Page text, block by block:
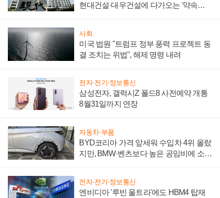
현대건설·대우건설에 다가오는 '약속의
사회
미국 법원 "트럼프 정부 풍력 프로젝트 동
결 조치는 위법", 해제 명령 내려
전자·전기·정보통신
삼성전자, 갤럭시Z 폴드8 사전예약 개통
8월31일까지 연장
자동차·부품
BYD코리아 가격 앞세워 수입차 4위 올랐
지만, BMW·벤츠보다 높은 공임비에 소비
전자·전기·정보통신
엔비디아 '루빈 울트라'에도 HBM4 탑재